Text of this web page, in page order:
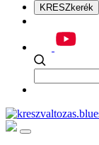
KRESZkerék